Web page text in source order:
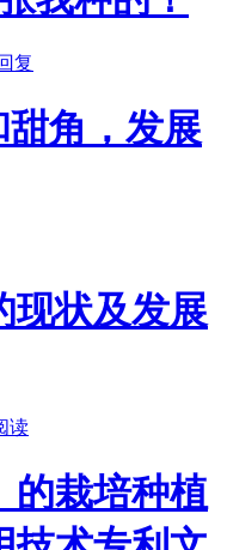
复
角，发展
现状及发展
读
的栽培种植